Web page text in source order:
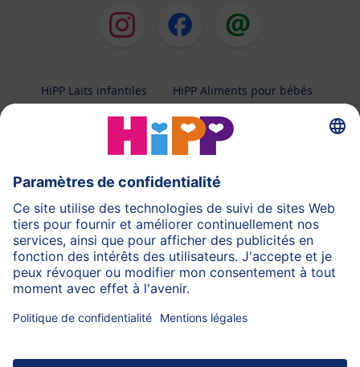
HiPP Laits infantiles
HiPP Aliments pour bébés
HiPP Grossesse
Contactez-nous
Transfert sécurisé des données par un cryptage des